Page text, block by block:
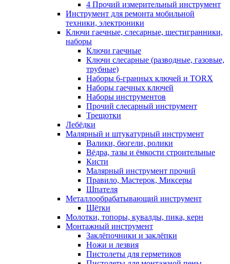
4 Прочий измерительный инструмент
Инструмент для ремонта мобильной
техники, электроники
Ключи гаечные, слесарные, шестигранники,
наборы
Ключи гаечные
Ключи слесарные (разводные, газовые,
трубные)
Наборы 6-гранных ключей и TORX
Наборы гаечных ключей
Наборы инструментов
Прочий слесарный инструмент
Трещотки
Лебёдки
Малярный и штукатурный инструмент
Валики, бюгели, ролики
Вёдра, тазы и ёмкости строительные
Кисти
Малярный инструмент прочий
Правило, Мастерок, Миксеры
Шпателя
Металлообрабатывающий инструмент
Щётки
Молотки, топоры, кувалды, пика, керн
Монтажный инструмент
Заклёпочники и заклёпки
Ножи и лезвия
Пистолеты для герметиков